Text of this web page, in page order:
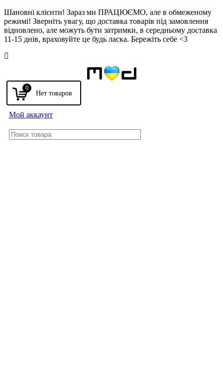
Шановні клієнти! Зараз ми ПРАЦЮЄМО, але в обмеженому
режимі! Зверніть увагу, що доставка товарів під замовлення
відновлено, але можуть бути затримки, в середньому доставка
11-15 днів, враховуйте це будь ласка. Бережіть себе <3
0
Мой аккаунт